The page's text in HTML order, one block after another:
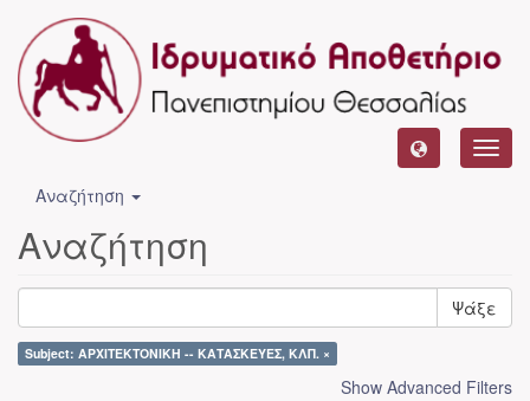
Αναζήτηση
Αναζήτηση
Ψάξε
Subject: ΑΡΧΙΤΕΚΤΟΝΙΚΗ -- ΚΑΤΑΣΚΕΥΕΣ, ΚΛΠ. ×
Show Advanced Filters